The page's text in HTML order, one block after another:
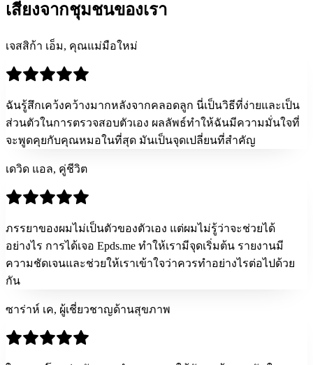
เสียงจากชุมชนของเรา
เจสสิก้า เอ็ม, คุณแม่มือใหม่
ฉันรู้สึกเคว้งคว้างมากหลังจากคลอดลูก นี่เป็นวิธีที่ง่ายและเป็น
ส่วนตัวในการตรวจสอบตัวเอง ผลลัพธ์ทำให้ฉันมีความมั่นใจที่
จะพูดคุยกับคุณหมอในที่สุด มันเป็นจุดเปลี่ยนที่สำคัญ
เดวิด แอล, คู่ชีวิต
ภรรยาของผมไม่เป็นตัวของตัวเอง แต่ผมไม่รู้ว่าจะช่วยได้
อย่างไร การได้เจอ Epds.me ทำให้เรามีจุดเริ่มต้น รายงานมี
ความชัดเจนและช่วยให้เราเข้าใจว่าควรทำอย่างไรต่อไปด้วย
กัน
ซาร่าห์ เค, ผู้เชี่ยวชาญด้านสุขภาพ